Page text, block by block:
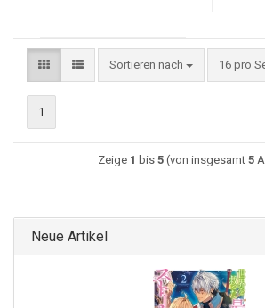
Sortieren nach 16 pro
1
Zeige 1 bis 5 (von insgesamt 5
Neue Artikel